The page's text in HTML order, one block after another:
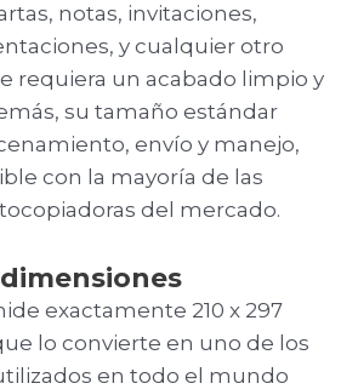
notas, invitaciones,
y cualquier otro
requiera un acabado limpio y
su tamaño estándar
envío y manejo,
con la mayoría de las
del mercado.
exactamente 210 x 297
lo convierte en uno de los
en todo el mundo